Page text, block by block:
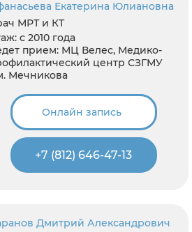
Екатерина Юлиановна
МРТ и КТ
с 2010 года
прием: МЦ Велес, Медико-
центр СЗГМУ
Мечникова
Онлайн запись
+7 (812) 646-47-13
Дмитрий Александрович